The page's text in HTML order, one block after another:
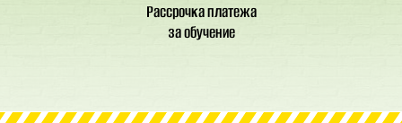
Рассрочка платежа
за обучение